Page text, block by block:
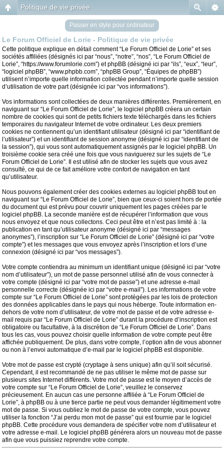
Politique de vie privée
Passer en style pour ordinateur
Le Forum Officiel de Lorie - Politique de vie privée
Cette politique explique en détail comment “Le Forum Officiel de Lorie” et ses
sociétés affiliées (désignés ici par “nous”, “notre”, “nos”, “Le Forum Officiel de
Lorie”, “https://www.forumlorie.com”) et phpBB (désigné ici par “ils”, “eux”, “leur”,
“logiciel phpBB”, “www.phpbb.com”, “phpBB Group”, “Équipes de phpBB”)
utilisent n’importe quelle information collectée pendant n’importe quelle session
d’utilisation de votre part (désignée ici par “vos informations”).
Vos informations sont collectées de deux manières différentes. Premièrement, en
naviguant sur “Le Forum Officiel de Lorie”, le logiciel phpBB créera un certain
nombre de cookies qui sont de petits fichiers texte téléchargés dans les fichiers
temporaires du navigateur Internet de votre ordinateur. Les deux premiers
cookies ne contiennent qu’un identifiant utilisateur (désigné ici par “identifiant de
l’utilisateur”) et un identifiant de session anonyme (désigné ici par “identifiant de
la session”), qui vous sont automatiquement assignés par le logiciel phpBB. Un
troisième cookie sera créé une fois que vous naviguerez sur les sujets de “Le
Forum Officiel de Lorie”. Il est utilisé afin de stocker les sujets que vous avez
consulté, ce qui de ce fait améliore votre confort de navigation en tant
qu’utilisateur.
Nous pouvons également créer des cookies externes au logiciel phpBB tout en
naviguant sur “Le Forum Officiel de Lorie”, bien que ceux-ci soient hors de portée
du document qui est prévu pour couvrir uniquement les pages créées par le
logiciel phpBB. La seconde manière est de récupérer l’information que vous
nous envoyez et que nous collectons. Ceci peut être et n’est pas limité à : la
publication en tant qu’utilisateur anonyme (désigné ici par “messages
anonymes”), l’inscription sur “Le Forum Officiel de Lorie” (désigné ici par “votre
compte”) et les messages que vous envoyez après l’inscription et lors d’une
connexion (désigné ici par “vos messages”).
Votre compte contiendra au minimum un identifiant unique (désigné ici par “votre
nom d’utilisateur”), un mot de passe personnel utilisé afin de vous connecter à
votre compte (désigné ici par “votre mot de passe”) et une adresse e-mail
personnelle correcte (désignée ici par “votre e-mail”). Les informations de votre
compte sur “Le Forum Officiel de Lorie” sont protégées par les lois de protection
des données applicables dans le pays qui nous héberge. Toute information en-
dehors de votre nom d’utilisateur, de votre mot de passe et de votre adresse e-
mail requis par “Le Forum Officiel de Lorie” durant la procédure d’inscription est
obligatoire ou facultative, à la discrétion de “Le Forum Officiel de Lorie”. Dans
tous les cas, vous pouvez choisir quelle information de votre compte peut être
affichée publiquement. De plus, dans votre compte, l’option afin de vous abonner
ou non à l’envoi automatique d’e-mail par le logiciel phpBB est disponible.
Votre mot de passe est crypté (cryptage à sens unique) afin qu’il soit sécurisé.
Cependant, il est recommandé de ne pas utiliser le même mot de passe sur
plusieurs sites Internet différents. Votre mot de passe est le moyen d’accès de
votre compte sur “Le Forum Officiel de Lorie”, veuillez le conservez
précieusement. En aucun cas une personne affiliée à “Le Forum Officiel de
Lorie”, à phpBB ou à une tierce partie ne peut vous demander légitimement votre
mot de passe. Si vous oubliez le mot de passe de votre compte, vous pouvez
utiliser la fonction “J’ai perdu mon mot de passe” qui est fournie par le logiciel
phpBB. Cette procédure vous demandera de spécifier votre nom d’utilisateur et
votre adresse e-mail. Le logiciel phpBB générera alors un nouveau mot de passe
afin que vous puissiez reprendre votre compte.